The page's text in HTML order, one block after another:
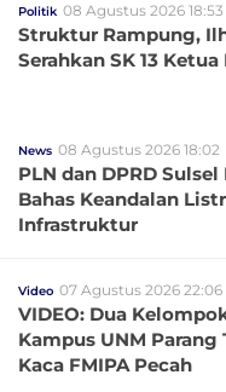
Politik 08 Agustus 2026 18:53
Struktur Rampung,
Serahkan SK 13 Ketua
News 08 Agustus 2026 18:02
PLN dan DPRD
Bahas Keandalan
Infrastruktur
Video 07 Agustus 2026 22:06
VIDEO: Dua
Kampus UNM
Kaca FMIPA Pecah